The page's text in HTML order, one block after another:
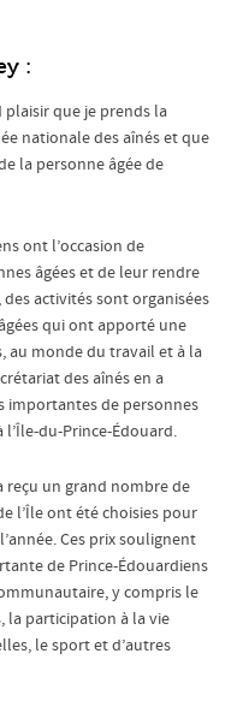
:
plaisir que je prends la
nationale des aînés et que
la personne âgée de
ont l’occasion de
âgées et de leur rendre
activités sont organisées
qui ont apporté une
au monde du travail et à la
des aînés en a
de personnes
du-Prince-Édouard.
reçu un grand nombre de
l’Île ont été choisies pour
Ces prix soulignent
de Prince-Édouardiens
y compris le
la participation à la vie
le sport et d’autres